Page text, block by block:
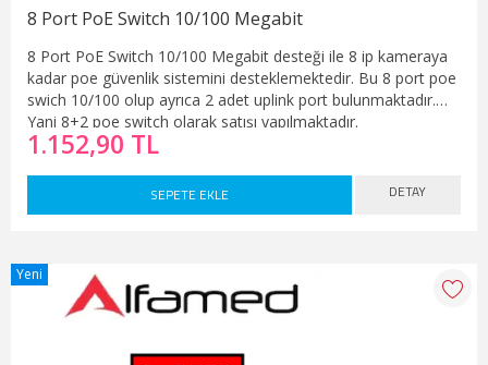
8 Port PoE Switch 10/100 Megabit
8 Port PoE Switch 10/100 Megabit desteği ile 8 ip kameraya
kadar poe güvenlik sistemini desteklemektedir. Bu 8 port poe
swich 10/100 olup ayrıca 2 adet uplink port bulunmaktadır.
Yani 8+2 poe switch olarak satışı yapılmaktadır.
1.152,90 TL
SEPETE EKLE DETAY
Yeni